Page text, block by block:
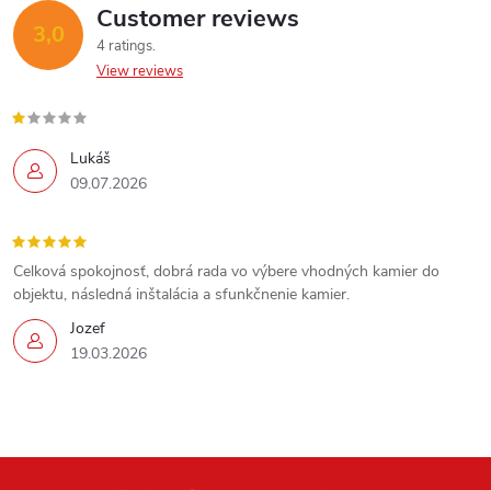
n
t
r
o
l
s
3,0 Customer reviews
4 ratings
View reviews
Lukáš
09.07.2026
Jozef
19.03.2026
Celková spokojnosť, dobrá rada vo výbere vhodných kamier do
objektu, následná inštalácia a sfunkčnenie kamier.
Powered by chaterimo